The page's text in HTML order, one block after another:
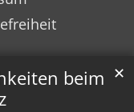
beim ✕